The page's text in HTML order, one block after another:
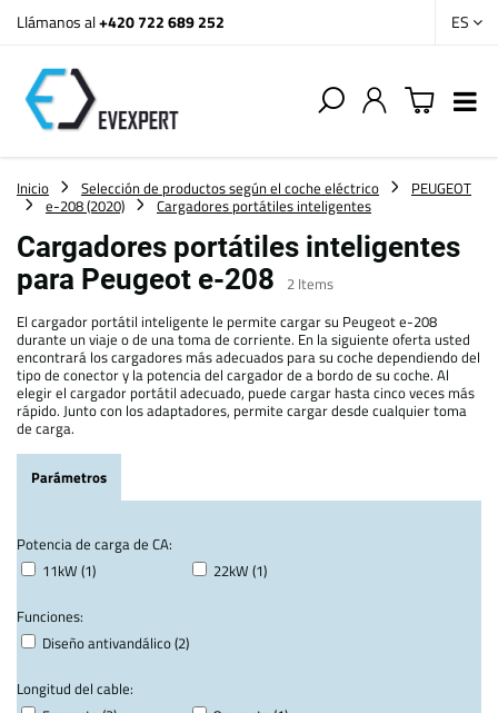
Llámanos al+420 722 689 252 ES
Inicio Selección de productos según el coche eléctrico
PEUGEOT
e-208 (2020)
Cargadores portátiles inteligentes
Cargadores portátiles inteligentes
para Peugeot e-208
2 Items
El cargador portátil inteligente le permite cargar su Peugeot e-208
durante un viaje o de una toma de corriente. En la siguiente oferta usted
encontrará los cargadores más adecuados para su coche dependiendo del
tipo de conector y la potencia del cargador de a bordo de su coche. Al
elegir el cargador portátil adecuado, puede cargar hasta cinco veces más
rápido. Junto con los adaptadores, permite cargar desde cualquier toma
de carga.
Parámetros
Potencia de carga de CA:
11kW (1)
22kW (1)
Funciones:
Diseño antivandálico (2)
Longitud del cable: